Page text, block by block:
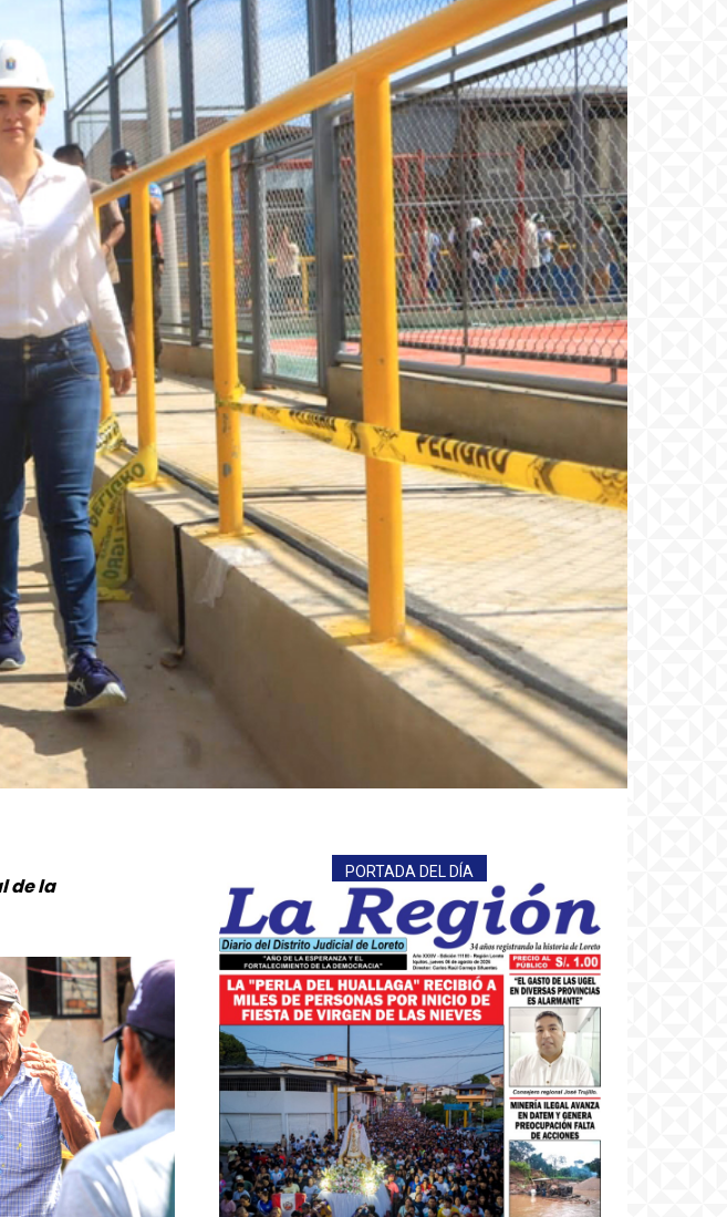
de la
PORTADA DEL DÍA